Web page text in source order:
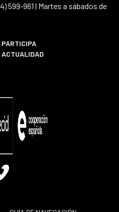
599-961 | Martes a sábados de
PARTICIPA
ACTUALIDAD